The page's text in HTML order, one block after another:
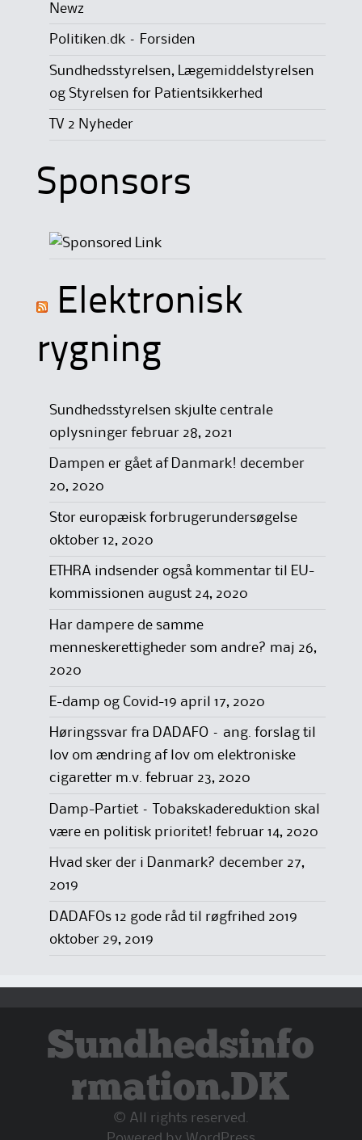
Newz
Politiken.dk – Forsiden
Sundhedsstyrelsen, Lægemiddelstyrelsen
og Styrelsen for Patientsikkerhed
TV 2 Nyheder
Sponsors
Elektronisk
rygning
Sundhedsstyrelsen skjulte centrale
oplysninger februar 28, 2021
Dampen er gået af Danmark! december
20, 2020
Stor europæisk forbrugerundersøgelse
oktober 12, 2020
ETHRA indsender også kommentar til EU-
kommissionen august 24, 2020
Har dampere de samme
menneskerettigheder som andre? maj 26,
2020
E-damp og Covid-19 april 17, 2020
Høringssvar fra DADAFO – ang. forslag til
lov om ændring af lov om elektroniske
cigaretter m.v. februar 23, 2020
Damp-Partiet – Tobakskadereduktion skal
være en politisk prioritet! februar 14, 2020
Hvad sker der i Danmark? december 27,
2019
DADAFOs 12 gode råd til røgfrihed 2019
oktober 29, 2019
Sundhedsinfo
rmation.DK
© All rights reserved.